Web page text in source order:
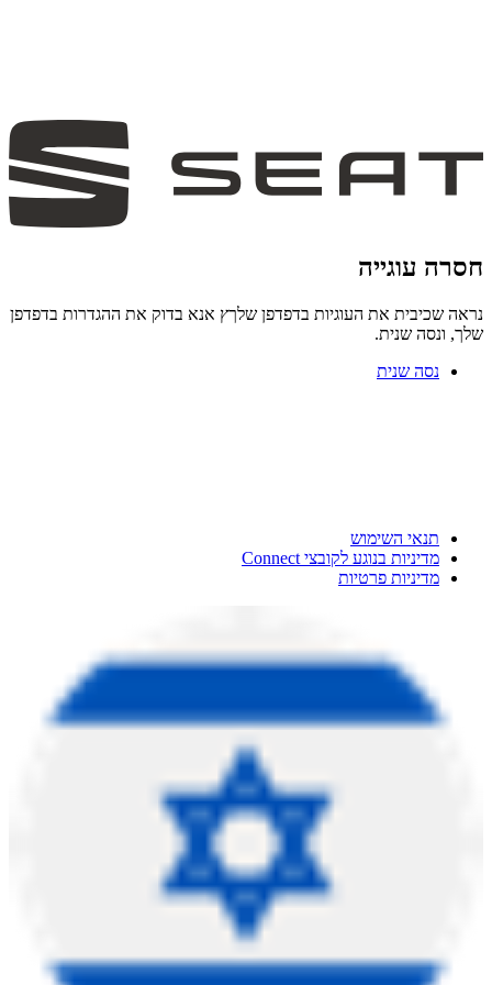
חסרה עוגייה
נראה שכיבית את העוגיות בדפדפן שלךץ אנא בדוק את ההגדרות בדפדפן
שלך, ונסה שנית.
נסה שנית
תנאי השימוש
מדיניות בנוגע לקובצי Connect
מדיניות פרטיות